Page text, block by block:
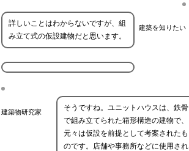
建築を知りたい
詳しいことはわからないですが、組
み立て式の仮設建物だと思います。
建築物研究家
そうですね。ユニットハウスは、鉄骨
で組み立てられた箱形構造の建物で、
元々は仮設を前提として考案されたも
のです。店舗や事務所などに使用され